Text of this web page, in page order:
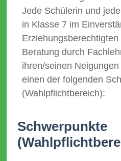
Jede Schülerin und
in Klasse 7 im
Erziehungsberechtigten
Beratung durch
ihren/seinen
einen der folgenden
(Wahlpflichtbereich):
Schwerpunkte